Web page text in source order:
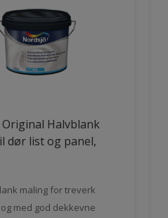
Halvblank
dør list og panel,
maling for treverk
og med god dekkevne